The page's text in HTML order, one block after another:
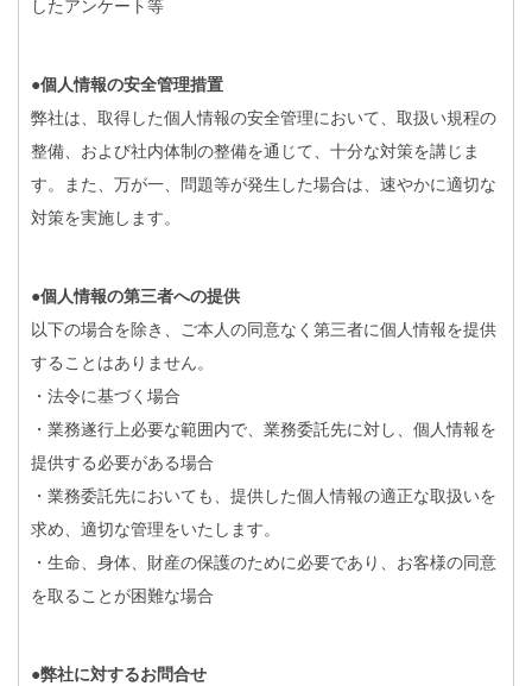
したアンケート等
●個人情報の安全管理措置
弊社は、取得した個人情報の安全管理において、取扱い規程の
整備、および社内体制の整備を通じて、十分な対策を講じま
す。また、万が一、問題等が発生した場合は、速やかに適切な
対策を実施します。
●個人情報の第三者への提供
以下の場合を除き、ご本人の同意なく第三者に個人情報を提供
することはありません。
・法令に基づく場合
・業務遂行上必要な範囲内で、業務委託先に対し、個人情報を
提供する必要がある場合
・業務委託先においても、提供した個人情報の適正な取扱いを
求め、適切な管理をいたします。
・生命、身体、財産の保護のために必要であり、お客様の同意
を取ることが困難な場合
●弊社に対するお問合せ